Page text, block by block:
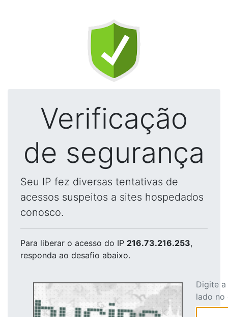
Verificação
de segurança
Seu IP fez diversas tentativas de
acessos suspeitos a sites hospedados
conosco.
Para liberar o acesso do IP 216.73.216.253,
responda ao desafio abaixo.
Digite
lado no